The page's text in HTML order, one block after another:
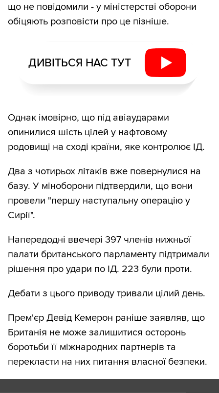
що не повідомили - у міністерстві оборони
обіцяють розповісти про це пізніше.
ДИВІТЬСЯ НАС ТУТ
Однак імовірно, що під авіаударами
опинилися шість цілей у нафтовому
родовищі на сході країни, яке контролює ІД.
Два з чотирьох літаків вже повернулися на
базу. У міноборони підтвердили, що вони
провели "першу наступальну операцію у
Сирії".
Напередодні ввечері 397 членів нижньої
палати британського парламенту підтримали
рішення про удари по ІД. 223 були проти.
Дебати з цього приводу тривали цілий день.
Прем'єр Девід Кемерон раніше заявляв, що
Британія не може залишитися осторонь
боротьби її міжнародних партнерів та
перекласти на них питання власної безпеки.